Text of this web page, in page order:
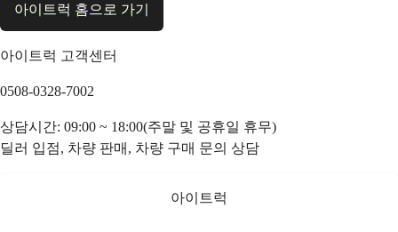
아이트럭 홈으로 가기
아이트럭 고객센터
0508-0328-7002
상담시간: 09:00 ~ 18:00(주말 및 공휴일 휴무)
딜러 입점, 차량 판매, 차량 구매 문의 상담
아이트럭